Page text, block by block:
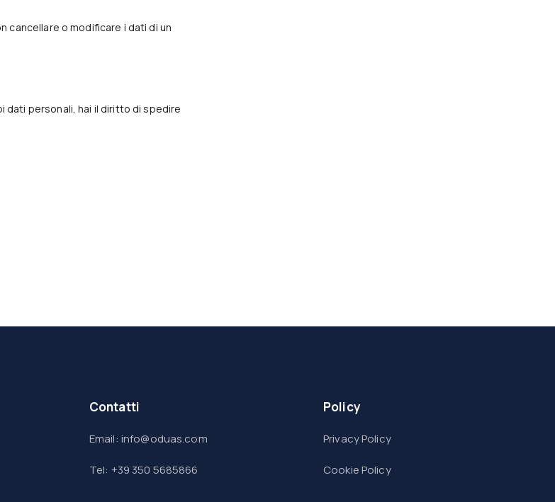
cancellare o modificare i dati di un
dati personali, hai il diritto di spedire
Contatti
Email: info@oduas.com
Tel: +39 350 5685866
Policy
Privacy Policy
Cookie Policy